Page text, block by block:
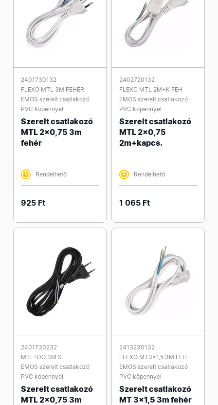
2401730132
FLEXO MTL 3M FEHÉR
EMOS szerelt csatlakozó
PVC köpennyel
Szerelt csatlakozó
MTL 2x0,75 3m
fehér
Rendelhető
925 Ft
2402720132
FLEXO MTL 2M+K FEH
EMOS szerelt csatlakozó
PVC köpennyel
Szerelt csatlakozó
MTL 2x0,75
2m+kapcs.
Rendelhető
1 065 Ft
2401730232
MTL+DO 3M S
EMOS szerelt csatlakozó
PVC köpennyel
Szerelt csatlakozó
MTL 2x0,75 3m
2413230132
FLEXO MT3x1,5 3M FEH
EMOS szerelt csatlakozó
PVC köpennyel
Szerelt csatlakozó
MT 3x1,5 3m fehér